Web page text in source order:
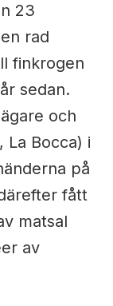
23
rad
finkrogen
sedan.
och
La Bocca) i
på
fått
matsal
av